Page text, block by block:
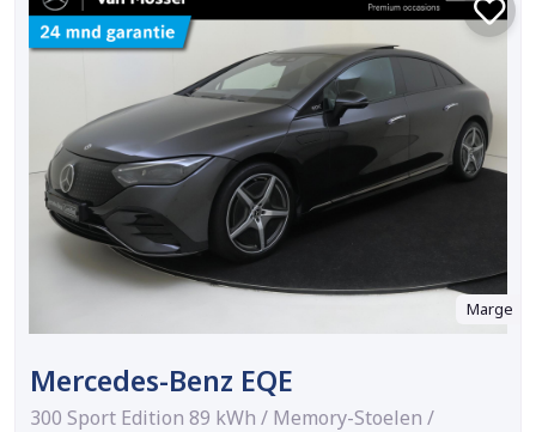
Marge
Mercedes-Benz EQE
300 Sport Edition 89 kWh / Memory-Stoelen /